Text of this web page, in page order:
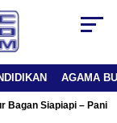
AGAMA
Bagan Siapiapi –